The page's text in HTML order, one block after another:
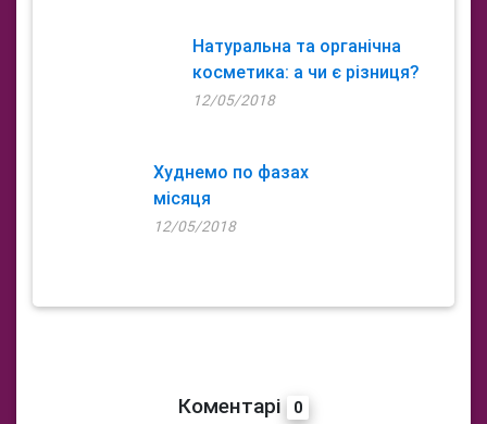
Натуральна та органічна
косметика: а чи є різниця?
12/05/2018
Худнемо по фазах
місяця
12/05/2018
Коментарі 0